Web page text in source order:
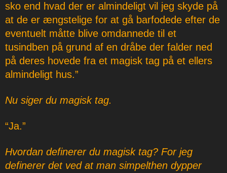
sko end hvad der er almindeligt vil jeg skyde på
at de er ængstelige for at gå barfodede efter de
eventuelt måtte blive omdannede til et
tusindben på grund af en dråbe der falder ned
på deres hovede fra et magisk tag på et ellers
almindeligt hus.”
Nu siger du magisk tag.
“Ja.”
Hvordan definerer du magisk tag? For jeg
definerer det ved at man simpelthen dypper